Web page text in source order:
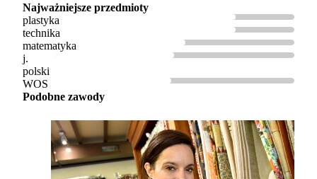
Najważniejsze przedmioty
plastyka
technika
matematyka
j.
polski
WOS
Podobne zawody